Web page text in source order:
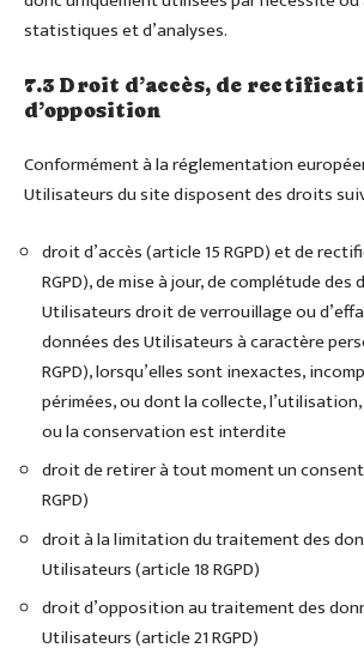
statistiques et d’analyses.
7.3 Droit d’accès, de
d’opposition
Conformément à la réglementation
Utilisateurs du site disposent des droits
droit d’accès (article 15 RGPD) et de
RGPD), de mise à jour, de complétude des
Utilisateurs droit de verrouillage ou
données des Utilisateurs à caractère
RGPD), lorsqu’elles sont inexactes,
périmées, ou dont la collecte,
ou la conservation est interdite
droit de retirer à tout moment un
RGPD)
droit à la limitation du traitement des
Utilisateurs (article 18 RGPD)
droit d’opposition au traitement des
Utilisateurs (article 21 RGPD)